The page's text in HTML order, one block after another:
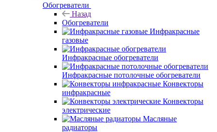
Обогреватели
Назад
Обогреватели
Инфракрасные
газовые
Инфракрасные обогреватели
Инфракрасные потолочные обогреватели
Конвекторы
инфракрасные
Конвекторы
электрические
Масляные
радиаторы